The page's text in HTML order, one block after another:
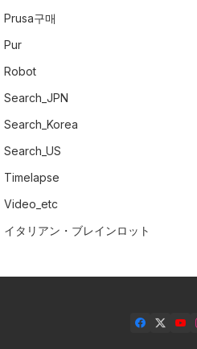
Prusa구매
Pur
Robot
Search_JPN
Search_Korea
Search_US
Timelapse
Video_etc
イタリアン・ブレインロット